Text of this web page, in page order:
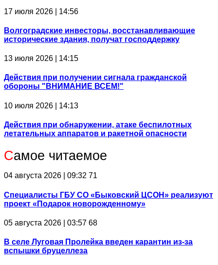
17 июля 2026 | 14:56
Волгоградские инвесторы, восстанавливающие
исторические здания, получат господдержку
13 июля 2026 | 14:15
Действия при получении сигнала гражданской
обороны "ВНИМАНИЕ ВСЕМ!"
10 июля 2026 | 14:13
Действия при обнаружении, атаке беспилотных
летательных аппаратов и ракетной опасности
Самое читаемое
04 августа 2026 | 09:32 71
Специалисты ГБУ СО «Быковский ЦСОН» реализуют
проект «Подарок новорожденному»
05 августа 2026 | 03:57 68
В селе Луговая Пролейка введен карантин из-за
вспышки бруцеллеза